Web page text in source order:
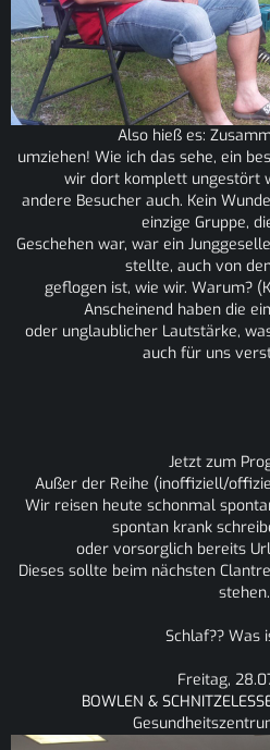
Also hieß es:
umziehen! Wie ich das sehe, ein
wir dort komplett ungestört
andere Besucher auch. Kein
einzige Gruppe,
Geschehen war, war ein
stellte, auch von
geflogen ist, wie wir. Warum?
Anscheinend haben die
oder unglaublicher Lautstärke,
auch für uns
Jetzt zum
Außer der Reihe (inoffiziell/
Wir reisen heute schonmal
spontan krank
oder vorsorglich bereits
Dieses sollte beim nächsten
stehen.
Schlaf?? Was
Freitag,
BOWLEN &